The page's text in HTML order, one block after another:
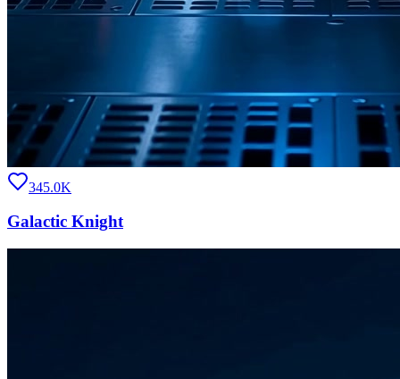
345.0K
Galactic Knight